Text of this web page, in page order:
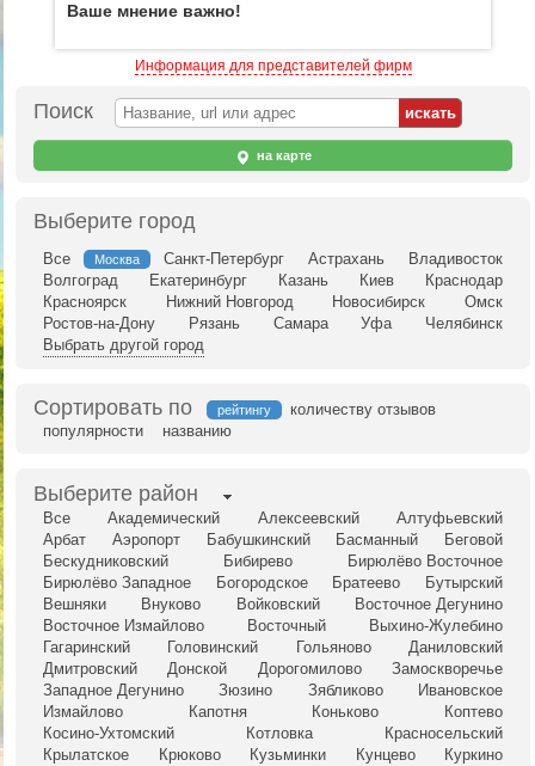
Ваше мнение важно!
Информация для представителей фирм
Поиск
на карте
Выберите город
Все Москва Санкт-Петербург Астрахань
Владивосток
Волгоград
Екатеринбург Казань Киев
Краснодар
Красноярск
Нижний Новгород Новосибирск
Омск
Ростов-на-Дону
Рязань Самара Уфа
Челябинск
Выбрать другой город
Сортировать по рейтингу
количеству отзывов
популярности
названию
Выберите район
Все Академический Алексеевский
Алтуфьевский
Арбат
Аэропорт Бабушкинский Басманный
Беговой
Бескудниковский
Бибирево
Бирюлёво Восточное
Бирюлёво Западное
Богородское Братеево
Бутырский
Вешняки
Внуково Войковский
Восточное Дегунино
Восточное Измайлово
Восточный
Выхино-Жулебино
Гагаринский
Головинский Гольяново
Даниловский
Дмитровский
Донской Дорогомилово
Замоскворечье
Западное Дегунино
Зюзино Зябликово
Ивановское
Измайлово
Капотня Коньково
Коптево
Косино-Ухтомский
Котловка
Красносельский
Крылатское
Крюково Кузьминки Кунцево
Куркино